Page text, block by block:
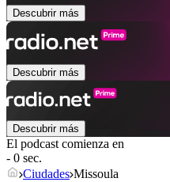
Descubrir más
Descubrir más
Descubrir más
El podcast comienza en
- 0 sec.
Ciudades Missoula